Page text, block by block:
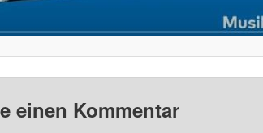
einen Kommentar